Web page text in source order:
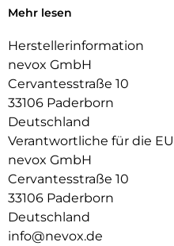
Alle Tasten und Ecken
Mehr lesen
Herstellerinformation
nevox GmbH
Cervantesstraße 10
33106 Paderborn
Deutschland
Verantwortliche für die EU
nevox GmbH
Cervantesstraße 10
33106 Paderborn
Deutschland
info@nevox.de